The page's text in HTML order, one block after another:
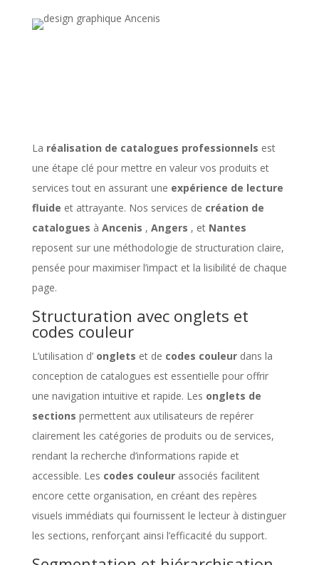
La réalisation de catalogues professionnels est
une étape clé pour mettre en valeur vos produits et
services tout en assurant une expérience de lecture
fluide et attrayante. Nos services de création de
catalogues à Ancenis , Angers , et Nantes
reposent sur une méthodologie de structuration claire,
pensée pour maximiser l’impact et la lisibilité de chaque
page.
Structuration avec onglets et
codes couleur
L’utilisation d’ onglets et de codes couleurdans la
conception de catalogues est essentielle pour offrir
une navigation intuitive et rapide. Les onglets de
sections permettent aux utilisateurs de repérer
clairement les catégories de produits ou de services,
rendant la recherche d’informations rapide et
accessible. Les codes couleurassociés facilitent
encore cette organisation, en créant des repères
visuels immédiats qui fournissent le lecteur à distinguer
les sections, renforçant ainsi l’efficacité du support.